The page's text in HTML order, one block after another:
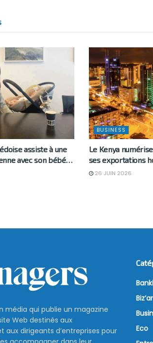
assiste à une
avec son bébé…
BUSINESS
Le Kenya
ses exportations
26 JUIN 2026
média qui publie un magazine
Web destinés aux
aux dirigeants d’entreprises pour
Eco